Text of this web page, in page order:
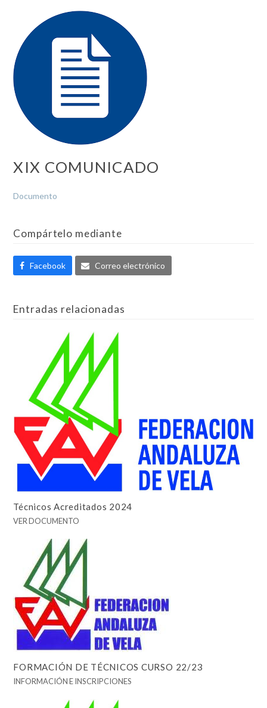
XIX COMUNICADO
Documento
Compártelo mediante
Facebook Correo electrónico
Entradas relacionadas
Técnicos Acreditados 2024
VER DOCUMENTO
FORMACIÓN DE TÉCNICOS CURSO 22/23
INFORMACIÓN E INSCRIPCIONES